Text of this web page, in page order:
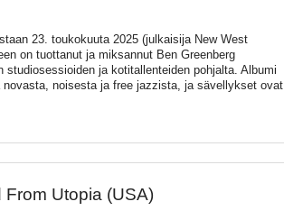
23. toukokuuta 2025 (julkaisija New West
on tuottanut ja miksannut Ben Greenberg
ja kotitallenteiden pohjalta. Albumi
noisesta ja free jazzista, ja sävellykset ovat
From Utopia (USA)